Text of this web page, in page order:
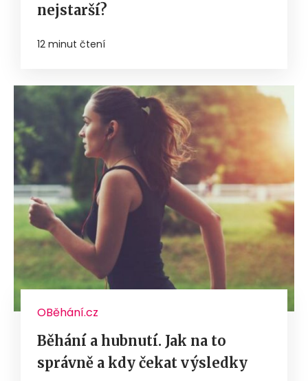
nejstarší?
12 minut čtení
OBěhání.cz
Běhání a hubnutí. Jak na to
správně a kdy čekat výsledky